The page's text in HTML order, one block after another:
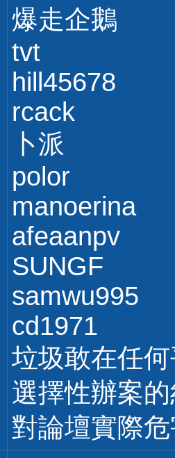
爆走企鵝
tvt
hill45678
rcack
卜派
polor
manoerina
afeaanpv
SUNGF
samwu995
cd1971
垃圾敢在任
選擇性辦案
對論壇實際